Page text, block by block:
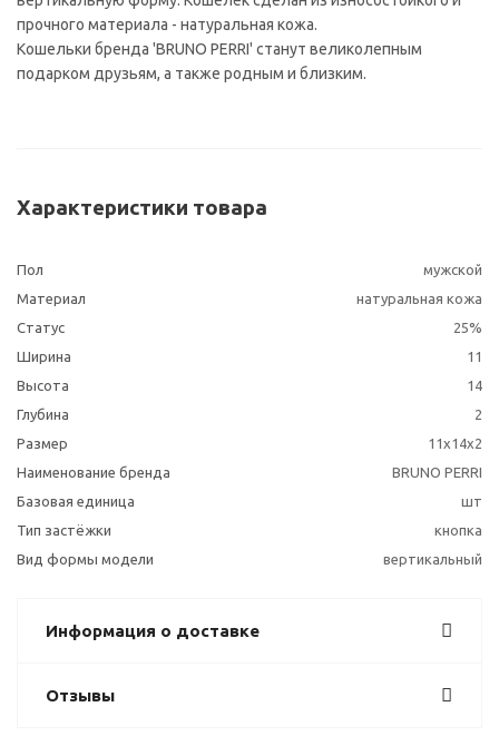
прочного материала - натуральная кожа.
Кошельки бренда 'BRUNO PERRI' станут великолепным
подарком друзьям, а также родным и близким.
Характеристики товара
Пол
мужской
Материал
натуральная кожа
Статус
25%
Ширина
11
Высота
14
Глубина
2
Размер
11х14х2
Наименование бренда
BRUNO PERRI
Базовая единица
шт
Тип застёжки
кнопка
Вид формы модели
вертикальный
Информация о доставке
Отзывы